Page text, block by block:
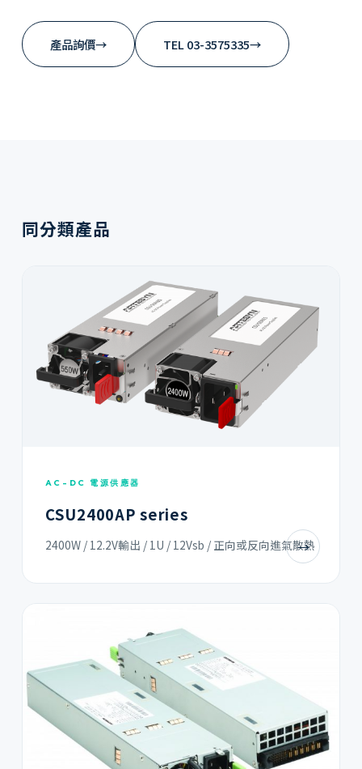
產品詢價→ TEL 03-3575335→
同分類產品
AC-DC 電源供應器
CSU2400AP series
2400W / 12.2V輸出 / 1U / 12Vsb / 正向或反向進氣散熱
→